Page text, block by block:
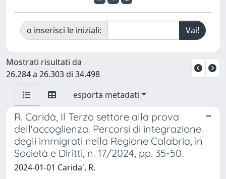
o inserisci le iniziali:
Mostrati risultati da
26.284 a 26.303 di 34.498
esporta metadati
R. Caridà, Il Terzo settore alla prova
dell'accoglienza. Percorsi di integrazione
degli immigrati nella Regione Calabria, in
Società e Diritti, n. 17/2024, pp. 35-50.
2024-01-01 Carida', R.